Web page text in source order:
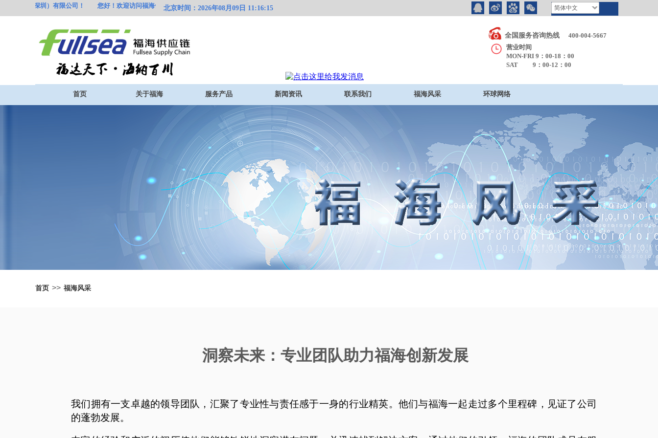
简体中文
北京时间：2026年08月09日 11:16:15
深圳）有限公司！ 您好！欢迎访问福海供应链（深圳）有限公司！
全国服务咨询热线
400-004-5667
营业时间
MON-FRI 9：00-18：00
SAT 9：00-12：00
首页 关于福海 服务产品 新闻资讯 联系我们 福海风采 环球网络
首页 >> 福海风采
我们拥有一支卓越的领导团队，汇聚了专业性与责任感于一身的行业精英。他们与福海一起走过多个里程碑，见证了公司
的蓬勃发展。
洞察未来：专业团队助力福海创新发展